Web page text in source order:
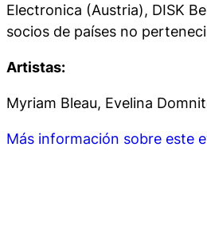
Electronica (Austria), DISK
socios de países no
Artistas:
Myriam Bleau, Evelina
Más información sobre este